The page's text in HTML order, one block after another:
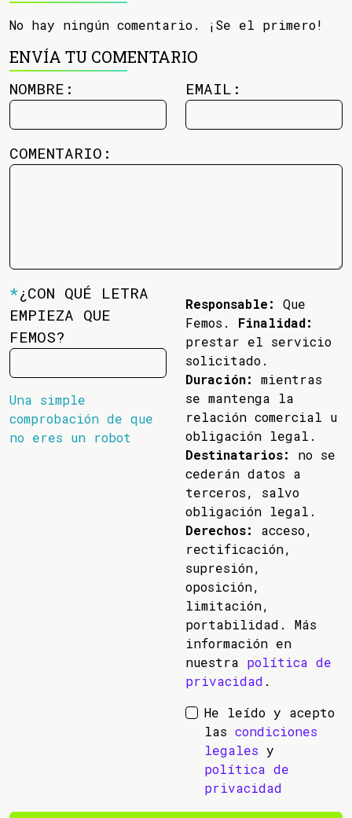
No hay ningún comentario. ¡Se el primero!
ENVÍA TU COMENTARIO
NOMBRE: EMAIL:
COMENTARIO:
*¿CON QUÉ LETRA
EMPIEZA QUE
FEMOS?
Una simple
comprobación de que
no eres un robot
Responsable:
Que
Femos. Finalidad:
prestar el servicio
solicitado.
Duración:
mientras
se mantenga la
relación comercial u
obligación legal.
Destinatarios:
no se
cederán datos a
terceros, salvo
obligación legal.
Derechos:
acceso,
rectificación,
supresión,
oposición,
limitación,
portabilidad. Más
información en
nuestra política de
privacidad .
He leído y acepto
las condiciones
legales y
política de
privacidad